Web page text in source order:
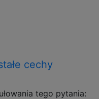
cechy
tego pytania: